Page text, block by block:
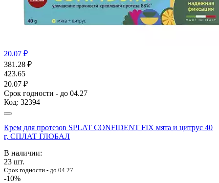
20.07 ₽
381.28 ₽
423.65
20.07 ₽
Срок годности - до 04.27
Код: 32394
Крем для протезов SPLAT CONFIDENT FIX мята и цитрус 40
г, СПЛАТ ГЛОБАЛ
В наличии:
23 шт.
Срок годности - до 04.27
-10%